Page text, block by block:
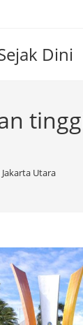
Dini
Utara